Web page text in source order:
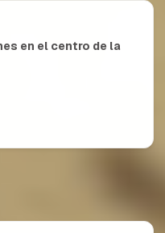
en el centro de la